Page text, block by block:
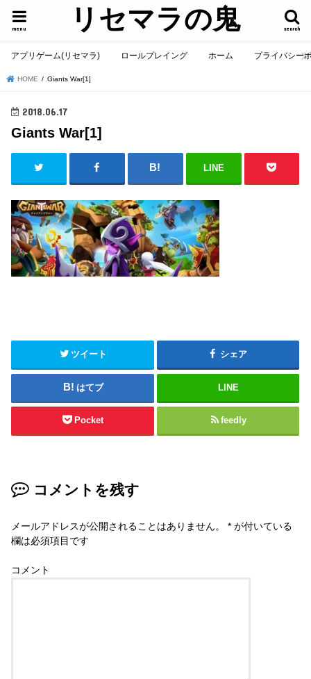
リセマラの鬼 search
menu
アプリゲーム(リセマラ) ロールプレイング ホーム プライバシー
HOME Giants War[1]
2018.06.17
Giants War[1]
LINE
ツイート シェア
はてブ LINE
Pocket feedly
コメントを残す
メールアドレスが公開されることはありません。 * が付いている
欄は必須項目です
コメント